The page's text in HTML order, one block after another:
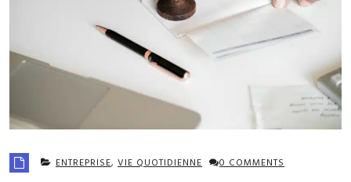
ENTREPRISE, VIE QUOTIDIENNE 0 COMMENTS